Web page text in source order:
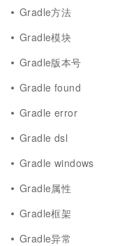
Gradle方法
Gradle模块
Gradle版本号
Gradle found
Gradle error
Gradle dsl
Gradle windows
Gradle属性
Gradle框架
Gradle异常